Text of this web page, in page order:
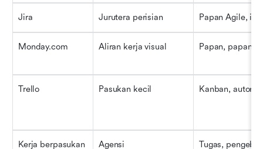
Jira Jurutera perisian Papan Agile, isu
Monday.com Aliran kerja visual Papan, papan
Trello Pasukan kecil Kanban,
Kerja berpasukan Agensi Tugas,